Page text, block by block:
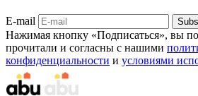
E-mail
Нажимая кнопку «Подписаться», вы
прочитали и согласны с нашими
конфиденциальности и условиями